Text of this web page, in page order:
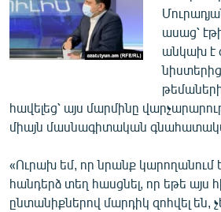
ասաց՝
անկախ է
հավելեց՝ այս մարմինը
միայն մասնագիտական
«Ուրախ եմ, որ նրանք կարողանում
հանդերձ տեղ հասցնել, որ եթե այս
ընտանիքներով մարդիկ զոհվել են,